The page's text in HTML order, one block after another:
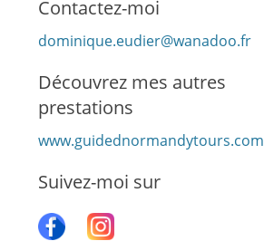
Contactez-moi
dominique.eudier@wanadoo.fr
Découvrez mes autres
prestations
www.guidednormandytours.com
Suivez-moi sur